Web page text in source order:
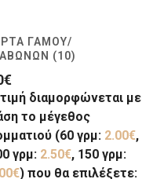
ΓΆΜΟΥ/
(10)
€
διαμορφώνεται με
το μέγεθος
(60 γρμ: 2.00€,
γρμ: 2.50€, 150 γρμ:
) που θα επιλέξετε: